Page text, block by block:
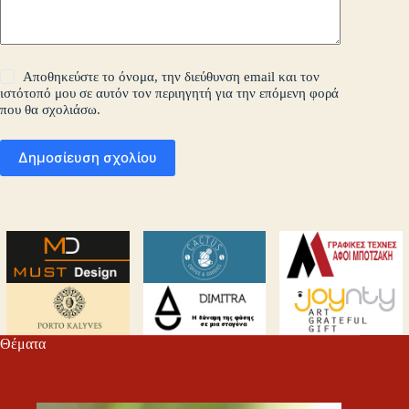
Αποθηκεύστε το όνομα, την διεύθυνση email και τον
ιστότοπό μου σε αυτόν τον περιηγητή για την επόμενη φορά
που θα σχολιάσω.
Δημοσίευση σχολίου
Θέματα